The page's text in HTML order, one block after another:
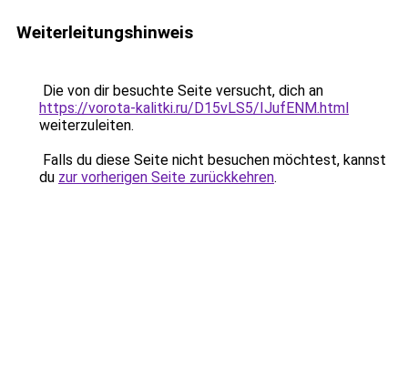
Weiterleitungshinweis
Die von dir besuchte Seite versucht, dich an
https://vorota-kalitki.ru/D15vLS5/IJufENM.html
weiterzuleiten.
Falls du diese Seite nicht besuchen möchtest, kannst
du zur vorherigen Seite zurückkehren.